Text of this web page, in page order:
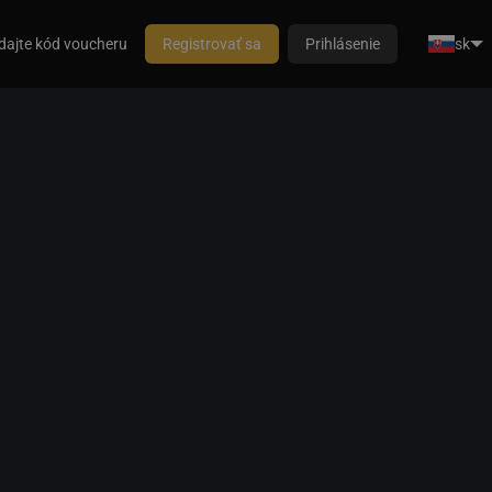
kód voucheru Registrovať sa Prihlásenie sk